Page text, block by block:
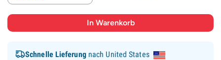
Schnelle Lieferungnach United States